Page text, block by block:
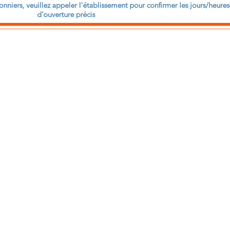
veuillez appeler l'établissement pour confirmer les jours/heures
d'ouverture précis